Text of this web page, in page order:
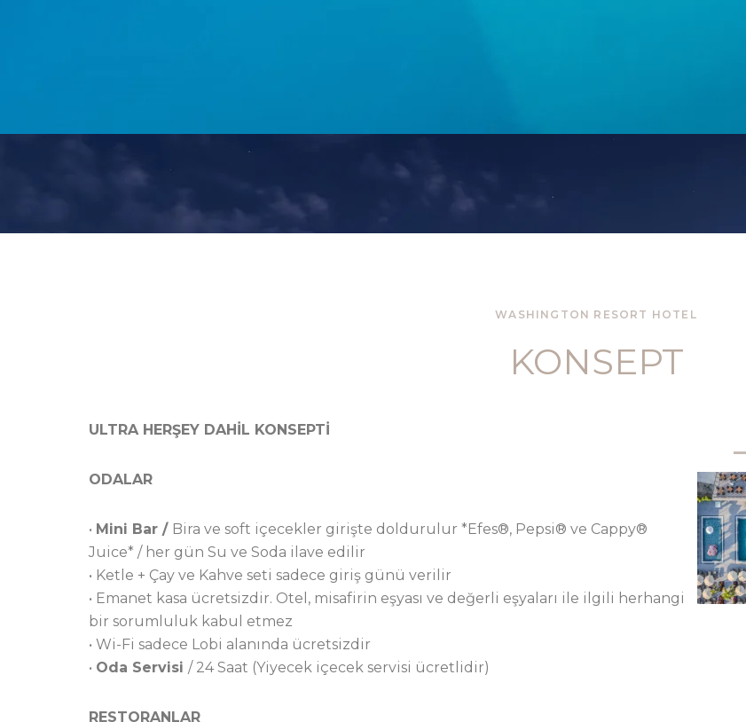
WASHINGTON RESORT HOTEL
KONSEPT
ULTRA HERŞEY DAHİL KONSEPTİ
ODALAR
• Mini Bar / Bira ve soft içecekler girişte doldurulur *Efes®, Pepsi® ve Cappy®
Juice* / her gün Su ve Soda ilave edilir
• Ketle + Çay ve Kahve seti sadece giriş günü verilir
• Emanet kasa ücretsizdir. Otel, misafirin eşyası ve değerli eşyaları ile ilgili herhangi
bir sorumluluk kabul etmez
• Wi-Fi sadece Lobi alanında ücretsizdir
• Oda Servisi / 24 Saat (Yiyecek içecek servisi ücretlidir)
RESTORANLAR